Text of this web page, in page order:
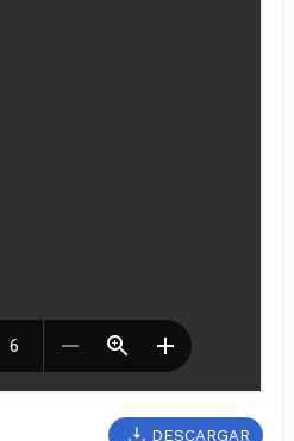
DESCARGAR